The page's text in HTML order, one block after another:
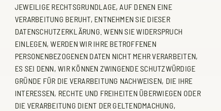
JEWEILIGE RECHTSGRUNDLAGE, AUF DENEN EINE
VERARBEITUNG BERUHT, ENTNEHMEN SIE DIESER
DATENSCHUTZERKLÄRUNG. WENN SIE WIDERSPRUCH
EINLEGEN, WERDEN WIR IHRE BETROFFENEN
PERSONENBEZOGENEN DATEN NICHT MEHR VERARBEITEN,
ES SEI DENN, WIR KÖNNEN ZWINGENDE SCHUTZWÜRDIGE
GRÜNDE FÜR DIE VERARBEITUNG NACHWEISEN, DIE IHRE
INTERESSEN, RECHTE UND FREIHEITEN ÜBERWIEGEN ODER
DIE VERARBEITUNG DIENT DER GELTENDMACHUNG,